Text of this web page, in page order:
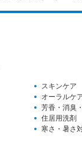
スキンケア
オーラルケ
芳香・消臭
住居用洗剤
寒さ・暑さ